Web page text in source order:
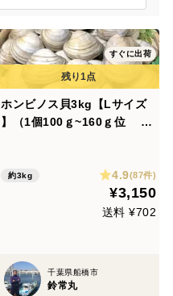
すぐに出荷
ホンビノス貝3kg【Lサイズ
】（1個100ｇ~160ｇ位 3k
ピ付き】
約3kg 4.9(87件)
¥3,150
送料 ¥702
千葉県船橋市
鈴常丸